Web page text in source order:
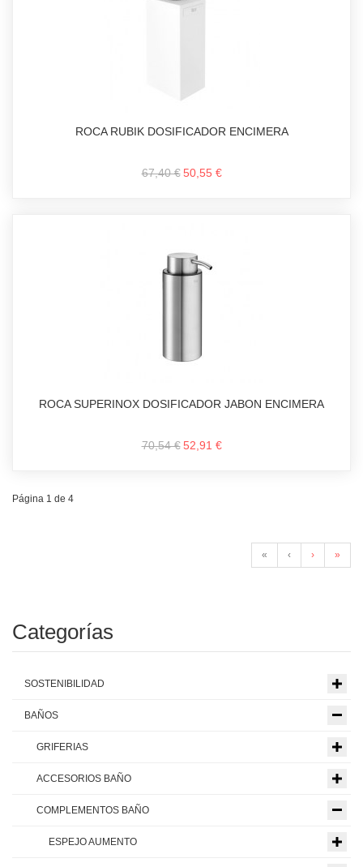
ROCA RUBIK DOSIFICADOR ENCIMERA
67,40 € 50,55 €
ROCA SUPERINOX DOSIFICADOR JABON ENCIMERA
70,54 € 52,91 €
Página 1 de 4
« ‹ › »
Categorías
SOSTENIBILIDAD
BAÑOS
GRIFERIAS
ACCESORIOS BAÑO
COMPLEMENTOS BAÑO
ESPEJO AUMENTO